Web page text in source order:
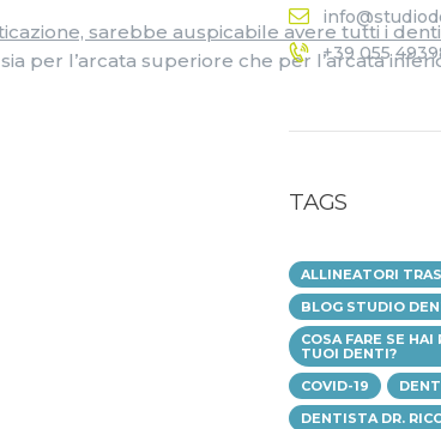
sarebbe auspicabile avere tutti i
per l’arcata superiore che per l’arcata
+39 055
TAGS
ALLINEATORI
BLOG STUDIO
COSA FARE SE
TUOI DENTI?
COVID-19
DENTISTA DR.